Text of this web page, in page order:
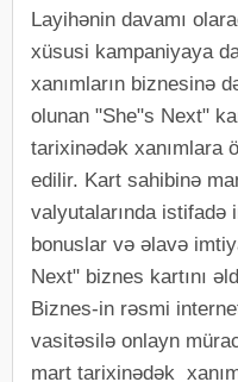
Layihənin davamı
xüsusi kampaniyaya
xanımların biznesinə
olunan "She"s Next"
tarixinədək xanımlara
edilir. Kart sahibinə
valyutalarında istifadə
bonuslar və əlavə
Next" biznes kartını
Biznes-in rəsmi
vasitəsilə onlayn
mart tarixinədək